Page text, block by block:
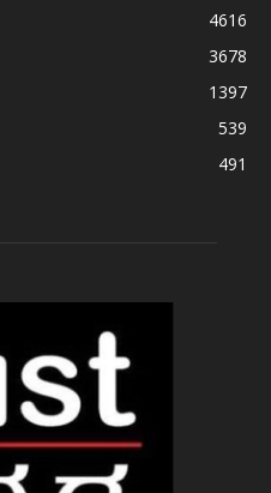
4616
3678
1397
539
491